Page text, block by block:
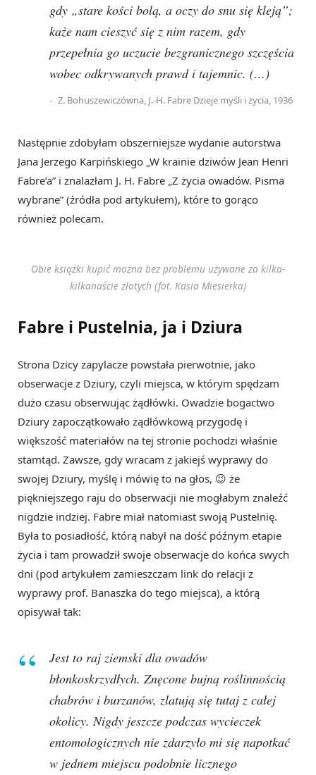
gdy „stare kości bolą, a oczy do snu się kleją”;
każe nam cieszyć się z nim razem, gdy
przepełnia go uczucie bezgranicznego szczęścia
wobec odkrywanych prawd i tajemnic. (…)
Z. Bohuszewiczówna, J.-H. Fabre Dzieje myśli i życia, 1936
Następnie zdobyłam obszerniejsze wydanie autorstwa
Jana Jerzego Karpińskiego „W krainie dziwów Jean Henri
Fabre’a” i znalazłam J. H. Fabre „Z życia owadów. Pisma
wybrane” (źródła pod artykułem), które to gorąco
również polecam.
Obie książki kupić można bez problemu używane za kilka-
kilkanaście złotych (fot. Kasia Miesierka)
Fabre i Pustelnia, ja i Dziura
Strona Dzicy zapylacze powstała pierwotnie, jako
obserwacje z Dziury, czyli miejsca, w którym spędzam
dużo czasu obserwując żądłówki. Owadzie bogactwo
Dziury zapoczątkowało żądłówkową przygodę i
większość materiałów na tej stronie pochodzi właśnie
stamtąd. Zawsze, gdy wracam z jakiejś wyprawy do
swojej Dziury, myślę i mówię to na głos, 😉 że
piękniejszego raju do obserwacji nie mogłabym znaleźć
nigdzie indziej. Fabre miał natomiast swoją Pustelnię.
Była to posiadłość, którą nabył na dość późnym etapie
życia i tam prowadził swoje obserwacje do końca swych
dni (pod artykułem zamieszczam link do relacji z
wyprawy prof. Banaszka do tego miejsca), a którą
opisywał tak:
Jest to raj ziemski dla owadów
błonkoskrzydłych. Znęcone bujną roślinnością
chabrów i burzanów, zlatują się tutaj z całej
okolicy. Nigdy jeszcze podczas wycieczek
entomologicznych nie zdarzyło mi się napotkać
w jednem miejscu podobnie licznego